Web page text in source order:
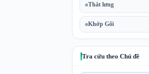
Thắt lưng
Khớp Gối
Tra cứu theo Chủ đề